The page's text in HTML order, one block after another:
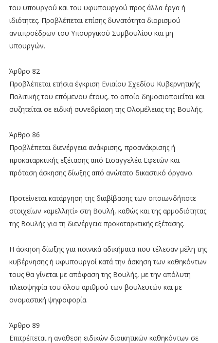
του υπουργού και του υφυπουργού προς άλλα έργα ή
ιδιότητες. Προβλέπεται επίσης δυνατότητα διορισμού
αντιπροέδρων του Υπουργικού Συμβουλίου και μη
υπουργών.
Άρθρο 82
Προβλέπεται ετήσια έγκριση Ενιαίου Σχεδίου Κυβερνητικής
Πολιτικής του επόμενου έτους, το οποίο δημοσιοποιείται και
συζητείται σε ειδική συνεδρίαση της Ολομέλειας της Βουλής.
Άρθρο 86
Προβλέπεται διενέργεια ανάκρισης, προανάκρισης ή
προκαταρκτικής εξέτασης από Εισαγγελέα Εφετών και
πρόταση άσκησης δίωξης από ανώτατο δικαστικό όργανο.
Προτείνεται κατάργηση της διαβίβασης των οποιωνδήποτε
στοιχείων «αμελλητί» στη Βουλή, καθώς και της αρμοδιότητας
της Βουλής για τη διενέργεια προκαταρκτικής εξέτασης.
Η άσκηση δίωξης για ποινικά αδικήματα που τέλεσαν μέλη της
κυβέρνησης ή υφυπουργοί κατά την άσκηση των καθηκόντων
τους θα γίνεται με απόφαση της Βουλής, με την απόλυτη
πλειοψηφία του όλου αριθμού των βουλευτών και με
ονομαστική ψηφοφορία.
Άρθρο 89
Επιτρέπεται η ανάθεση ειδικών διοικητικών καθηκόντων σε